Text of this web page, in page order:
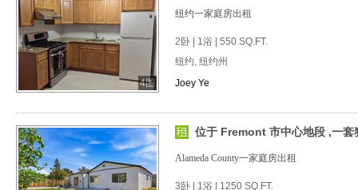
4图
纽约一家庭房出租
2卧 | 1浴 | 550 SQ.FT.
纽约, 纽约州
Joey Ye
位于 Fremont 市中心地段 ,一
Alameda County一家庭房出租
3卧 | 1浴 | 1250 SQ.FT.